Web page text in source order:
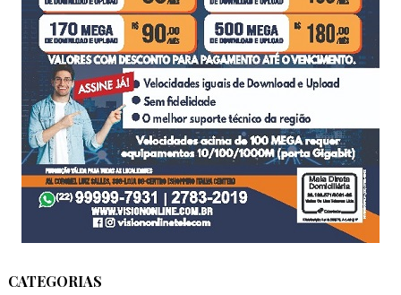
CATEGORIAS